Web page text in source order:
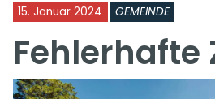
15. Januar 2024 GEMEINDE